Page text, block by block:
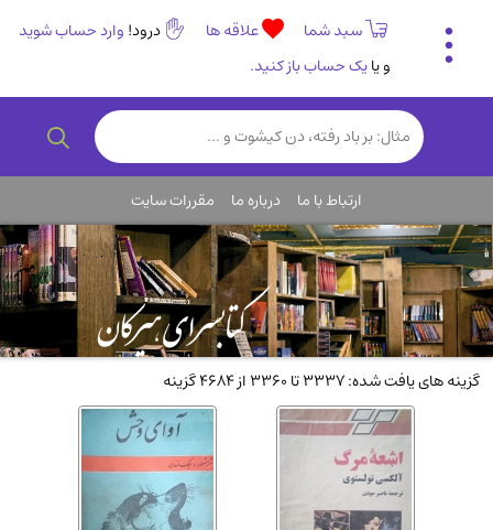
سبد شما علاقه ها درود! وارد حساب شوید
و یایک حساب باز کنید.
تاریخی و فرهنگی
(838)
رمان و داستان ایرانی(307)
روانشناسی(357)
انگلیسی و زبان خارجی(14)
کودکان و نوجوانان(76)
کتب نادر و کمیاب(19)
روانشناسی(112)
طب گیاهی و سنتی(45)
فلسفه و جامعه شناسی
ادبیات و شعر(511)
ادیان و مذاهب(142)
ارتباط با ما درباره ما مقررات سایت
گزینه های یافت شده: 3337 تا 3360 از 4684 گزینه